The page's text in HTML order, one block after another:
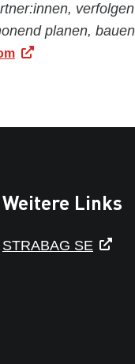
planen,
Weitere Links
STRABAG SE